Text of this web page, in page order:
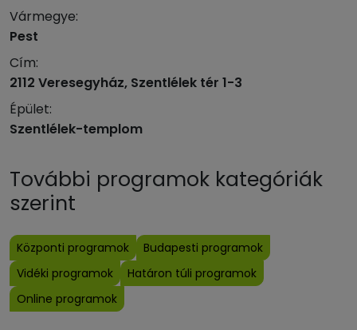
Vármegye:
Pest
Cím:
2112 Veresegyház, Szentlélek tér 1-3
Épület:
Szentlélek-templom
További programok kategóriák
szerint
Központi programok
Budapesti programok
Vidéki programok
Határon túli programok
Online programok